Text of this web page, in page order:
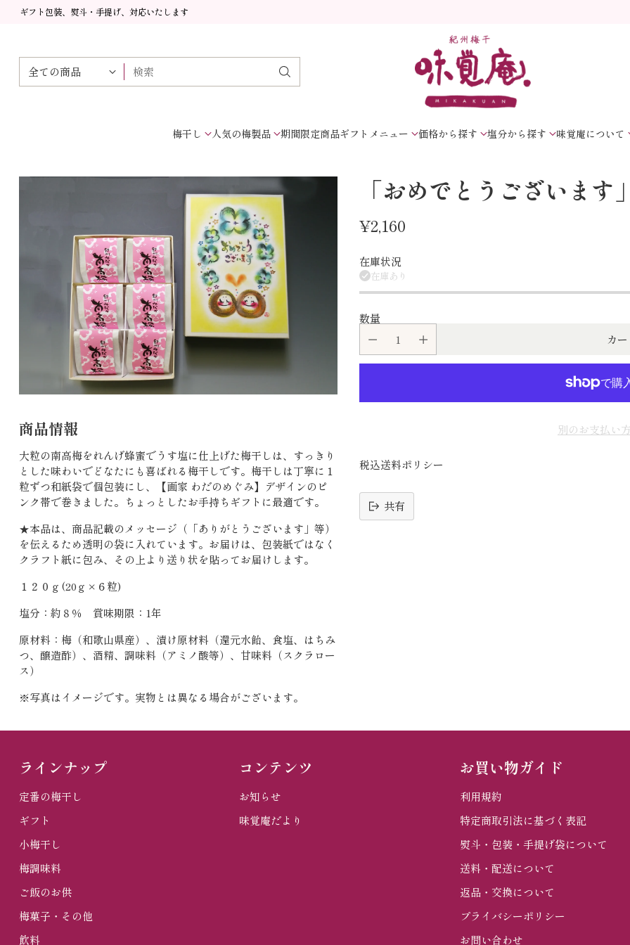
ギフト包装、熨斗・手提げ、対応いたします
検索
梅干し 人気の梅製品 期間限定商品ギフトメニュー 価格から探す 塩分から探す 味覚庵について
商品情報
大粒の南高梅をれんげ蜂蜜でうす塩に仕上げた梅干しは、すっきり
とした味わいでどなたにも喜ばれる梅干しです。梅干しは丁寧に１
粒ずつ和紙袋で個包装にし、【画家 わだのめぐみ】デザインのピ
ンク帯で巻きました。ちょっとしたお手持ちギフトに最適です。
★本品は、商品記載のメッセージ（「ありがとうございます」等）
を伝えるため透明の袋に入れています。お届けは、包装紙ではなく
クラフト紙に包み、その上より送り状を貼ってお届けします。
１２０ｇ(20ｇ×６粒)
塩分：約８％ 賞味期限：1年
原材料：梅（和歌山県産）、漬け原材料（還元水飴、食塩、はちみ
つ、醸造酢）、酒精、調味料（アミノ酸等）、甘味料（スクラロー
ス）
※写真はイメージです。実物とは異なる場合がございます。
「おめでとうございます
通
常
価
¥2,160
在庫状況
在庫あり
数量
カ
別のお支払い
税込送料ポリシー
共有
ラインナップ
定番の梅干し
ギフト
小梅干し
梅調味料
ご飯のお供
梅菓子・その他
飲料
コンテンツ
お知らせ
味覚庵だより
お買い物ガイド
利用規約
特定商取引法に基づく表記
熨斗・包装・手提げ袋について
送料・配送について
返品・交換について
プライバシーポリシー
お問い合わせ